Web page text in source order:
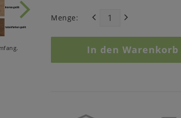
Menge:
In den Warenkorb